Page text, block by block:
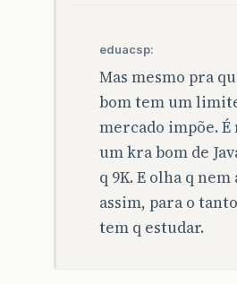
eduacsp:
Mas mesmo pra
bom tem um
mercado impõe.
um kra bom de
q 9K. E olha q
assim, para o
tem q estudar.